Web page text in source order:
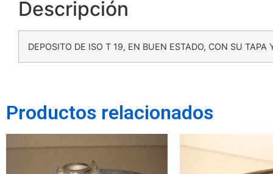
Descripción
DEPOSITO DE ISO T 19, EN BUEN ESTADO, CON SU TAPA
Productos relacionados